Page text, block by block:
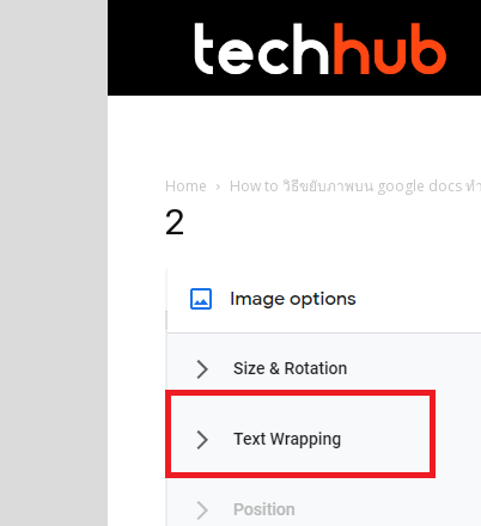
Home How to วิธีขยับภาพบน google docs ท
2